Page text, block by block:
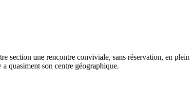
section une rencontre conviviale, sans réservation, en plein
quasiment son centre géographique.